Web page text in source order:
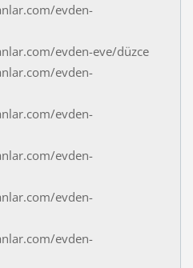
evden-
evden-eve/düzce
evden-
evden-
evden-
evden-
evden-